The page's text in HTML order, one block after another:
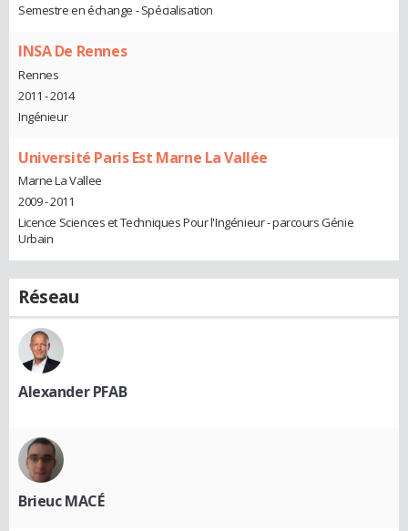
Semestre en échange - Spécialisation
INSA De Rennes
Rennes
2011 - 2014
Ingénieur
Université Paris Est Marne La Vallée
Marne La Vallee
2009 - 2011
Licence Sciences et Techniques Pour l'Ingénieur - parcours Génie
Urbain
Réseau
Alexander PFAB
Brieuc MACÉ